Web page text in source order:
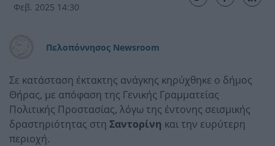
Φεβ. 2025 14:30
Πελοπόννησος Newsroom
Σε κατάσταση έκτακτης ανάγκης κηρύχθηκε ο δήμος
Θήρας, με απόφαση της Γενικής Γραμματείας
Πολιτικής Προστασίας, λόγω της έντονης σεισμικής
δραστηριότητας στη Σαντορίνη και την ευρύτερη
περιοχή.